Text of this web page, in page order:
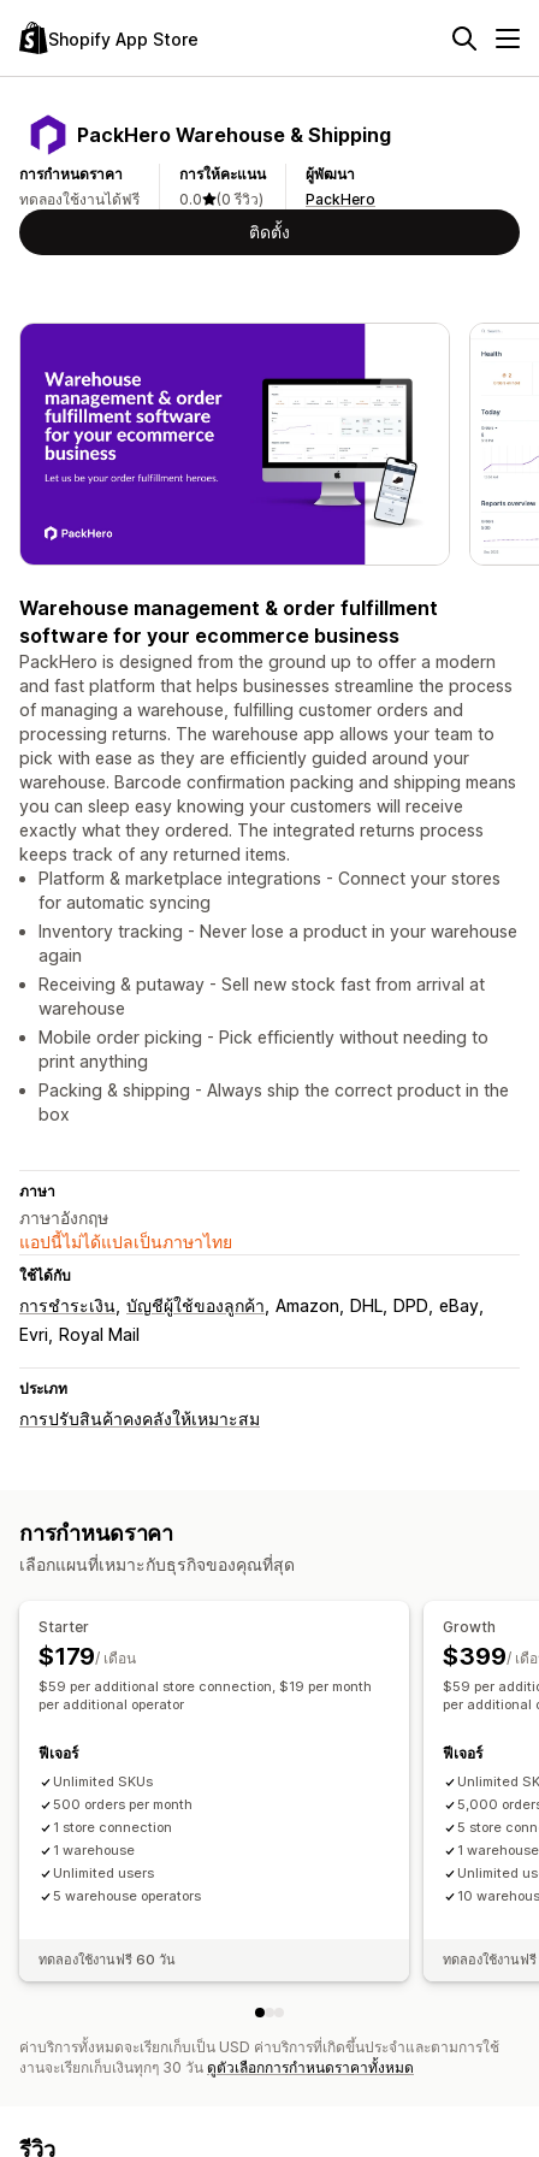
Shopify App Store
PackHero Warehouse & Shipping
การกำหนดราคา
ทดลองใช้งานได้ฟรี
การให้คะแนน
0.0
(0 รีวิว)
ผู้พัฒนา
PackHero
ติดตั้ง
Warehouse management & order fulfillment
software for your ecommerce business
PackHero is designed from the ground up to offer a modern
and fast platform that helps businesses streamline the process
of managing a warehouse, fulfilling customer orders and
processing returns. The warehouse app allows your team to
pick with ease as they are efficiently guided around your
warehouse. Barcode confirmation packing and shipping means
you can sleep easy knowing your customers will receive
exactly what they ordered. The integrated returns process
keeps track of any returned items.
Platform & marketplace integrations - Connect your stores
for automatic syncing
Inventory tracking - Never lose a product in your warehouse
again
Receiving & putaway - Sell new stock fast from arrival at
warehouse
Mobile order picking - Pick efficiently without needing to
print anything
Packing & shipping - Always ship the correct product in the
box
ภาษา
ภาษาอังกฤษ
แอปนี้ไม่ได้แปลเป็นภาษาไทย
ใช้ได้กับ
การชำระเงิน บัญชีผู้ใช้ของลูกค้า Amazon DHL DPD eBay
Evri
Royal Mail
ประเภท
การปรับสินค้าคงคลังให้เหมาะสม
การกำหนดราคา
เลือกแผนที่เหมาะกับธุรกิจของคุณที่สุด
Starter
$179/ เดือน
$59 per additional store connection, $19 per month
per additional operator
ฟีเจอร์
Unlimited SKUs
500 orders per month
1 store connection
1 warehouse
Unlimited users
5 warehouse operators
ทดลองใช้งานฟรี 60 วัน
Growth
$399/ เดื
$59 per
per additional
ฟีเจอร์
Unlimited
5,000
5 store
1 warehouse
Unlimited
10
ทดลองใช้งานฟ
ค่าบริการทั้งหมดจะเรียกเก็บเป็น USD ค่าบริการที่เกิดขึ้นประจำและตามการใช้
งานจะเรียกเก็บเงินทุกๆ 30 วัน ดูตัวเลือกการกำหนดราคาทั้งหมด
รีวิว